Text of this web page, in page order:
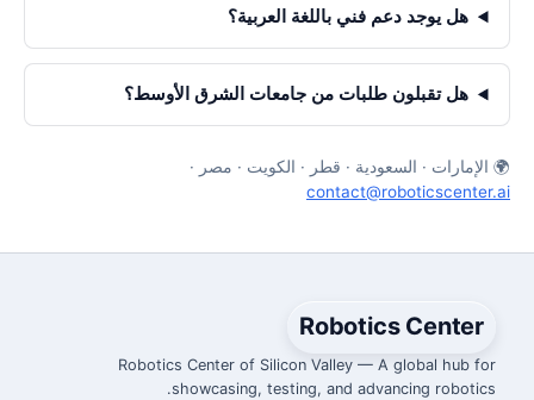
هل يوجد دعم فني باللغة العربية؟
هل تقبلون طلبات من جامعات الشرق الأوسط؟
🌍 الإمارات · السعودية · قطر · الكويت · مصر ·
contact@roboticscenter.ai
Robotics Center
Robotics Center of Silicon Valley — A global hub for
showcasing, testing, and advancing robotics.